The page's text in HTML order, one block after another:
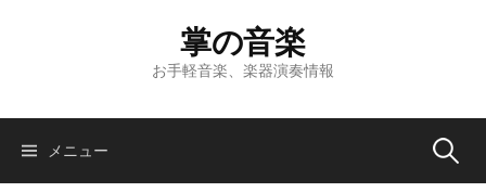
ツ
掌の音楽
お手軽音楽、楽器演奏情報
メニュー 検